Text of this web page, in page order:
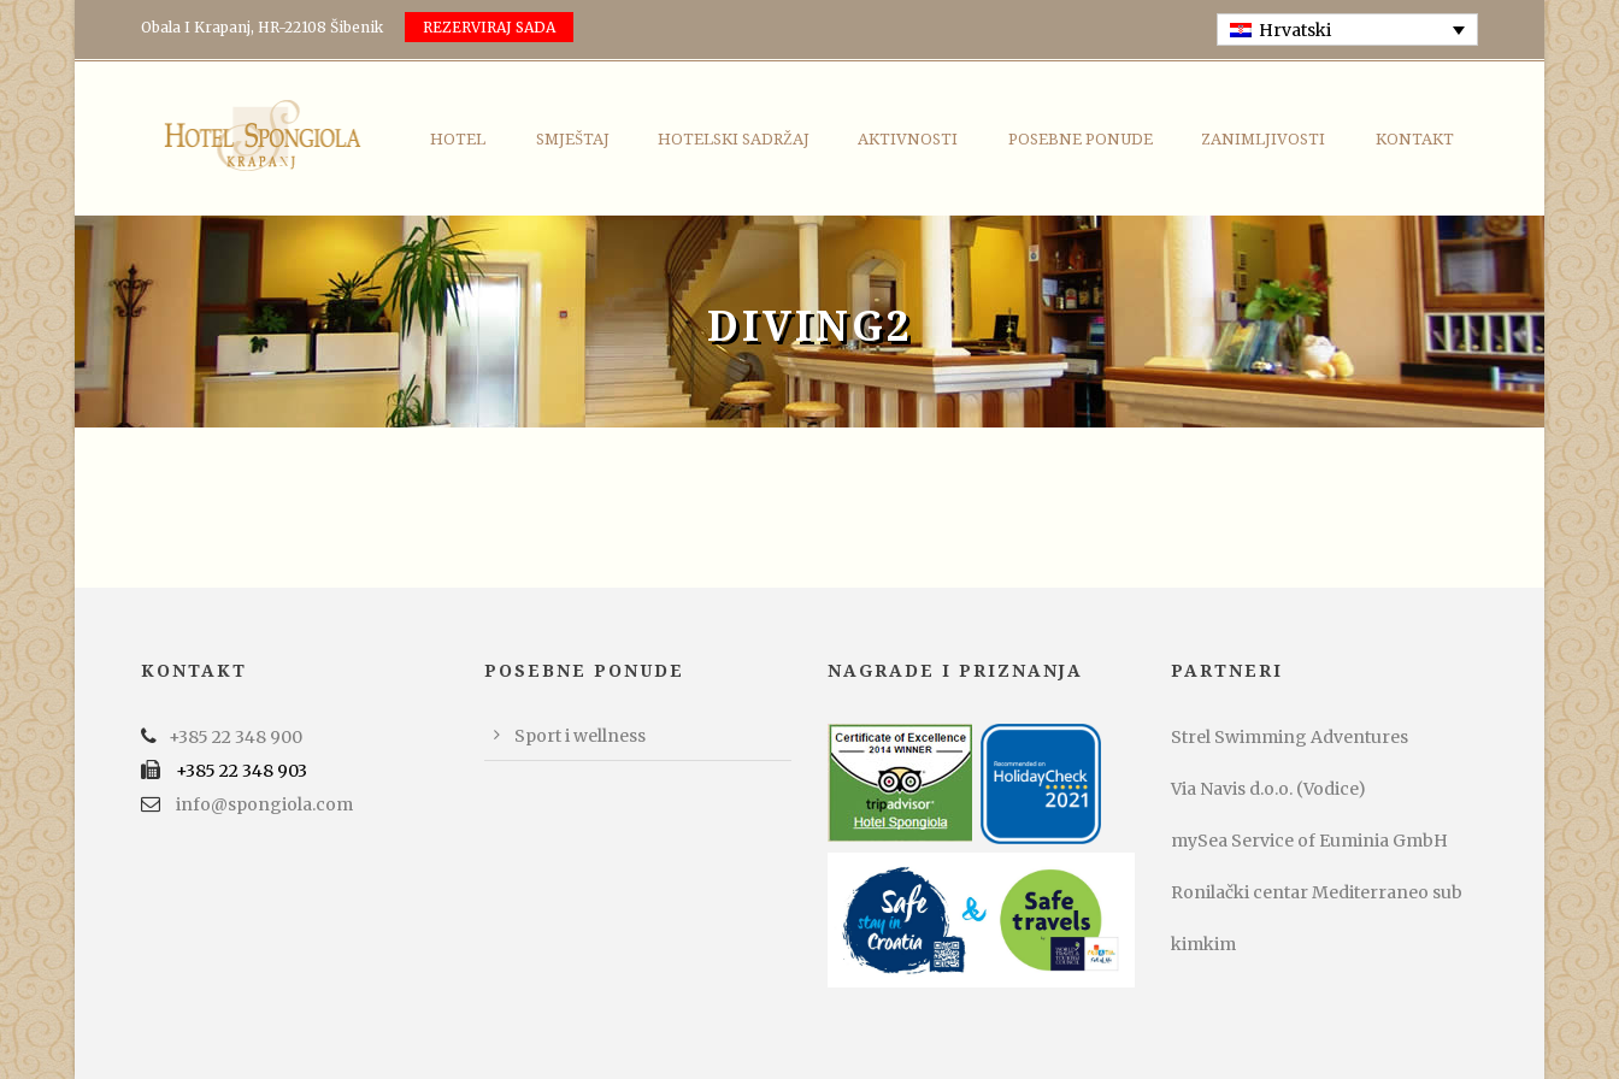
Obala I Krapanj, HR-22108 Šibenik REZERVIRAJ SADA Hrvatski
HOTEL SMJEŠTAJ HOTELSKI SADRŽAJ AKTIVNOSTI POSEBNE PONUDE ZANIMLJIVOSTI KONTAKT
DIVING2
KONTAKT
+385 22 348 900
+385 22 348 903
info@spongiola.com
POSEBNE PONUDE
Sport i wellness
NAGRADE I PRIZNANJA PARTNERI
Strel Swimming Adventures
Via Navis d.o.o. (Vodice)
mySea Service of Euminia GmbH
Ronilački centar Mediterraneo sub
kimkim